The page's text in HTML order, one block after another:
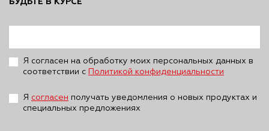
Я согласен на обработку моих персональных данных в
соответствии с
Политикой конфиденциальности
Я согласен получать уведомления о новых продуктах и
специальных предложениях